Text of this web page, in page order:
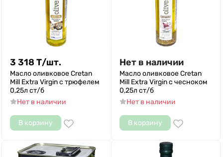
3 318 Т/шт.
Масло оливковое Cretan
Mill Extra Virgin с трюфелем
0,25л ст/б
Нет в наличии
В корзину
Нет в наличии
Масло оливковое Cretan
Mill Extra Virgin с чесноком
0,25л ст/б
Нет в наличии
В корзину